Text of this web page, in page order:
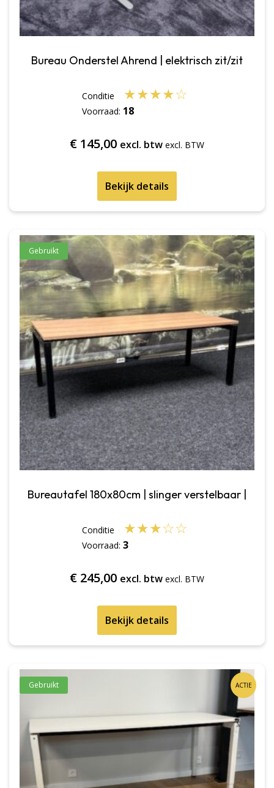
Bureau Onderstel Ahrend | elektrisch zit/zit
Voorraad: 18
★★★★☆
€ 145,00 excl. btw
Bekijk details
Bureautafel 180x80cm | slinger verstelbaar |
Gebruikt
Voorraad: 3
★★★☆☆
€ 245,00 excl. btw
Bekijk details
ACTIE
Gebruikt